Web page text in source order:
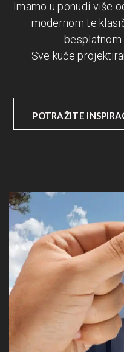
Imamo u ponudi više
modernom te
besplatnom
Sve kuće
POTRAŽITE